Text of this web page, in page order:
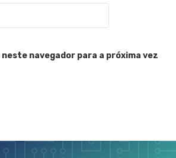
neste navegador para a próxima vez